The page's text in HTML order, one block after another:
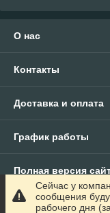
О нас
Контакты
Доставка и оплата
График работы
Полная версия
Сайт создан на
Сейчас у
сообщения
рабочего дня